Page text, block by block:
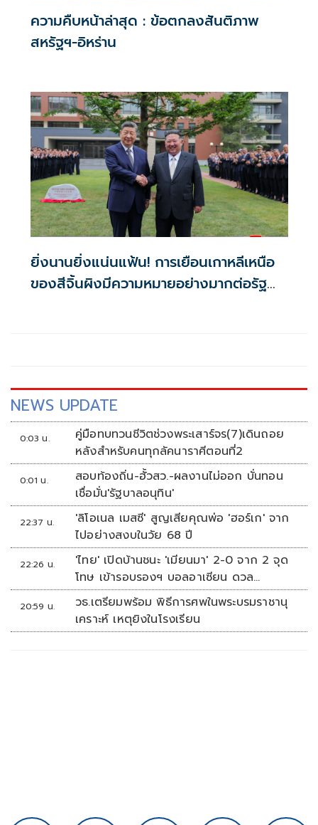
ความคืบหน้าล่าสุด : ข้อตกลงสันติภาพ
สหรัฐฯ-อิหร่าน
ยิ่งนานยิ่งแน่นแฟ้น! การเยือนเกาหลีเหนือ
ของสีจิ้นผิงมีความหมายอย่างมากต่อรัฐ
NEWS UPDATE
0:03 น.
คู่มือทบทวนชีวิตช่วงพระเสาร์จร(7)เดินถอย
หลังสำหรับคนทุกลัคนาราศีตอนที่2
0:01 น.
สอบท้องถิ่น-ฮั้วสว.-ผลงานไม่ออก บั่นทอน
เชื่อมั่น'รัฐบาลอนุทิน'
22:37 น.
'ลิโอเนล เมสซี' สูญเสียคุณพ่อ 'ฮอร์เก' จาก
ไปอย่างสงบในวัย 68 ปี
22:26 น.
'ไทย' เปิดบ้านชนะ 'เมียนมา' 2-0 จาก 2 จุด
โทษ เข้ารอบรองฯ บอลอาเซียน ดวล
'สิงคโปร์'
20:59 น.
วธ.เตรียมพร้อม พิธีการศพในพระบรมราชานุ
เคราะห์ เหตุยิงในโรงเรียน